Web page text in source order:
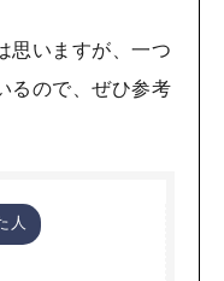
思いますが、一つ
るので、ぜひ参考
人